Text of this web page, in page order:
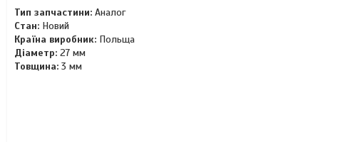
Тип запчастини: Аналог
Стан: Новий
Країна виробник: Польща
Діаметр: 27 мм
Товщина: 3 мм